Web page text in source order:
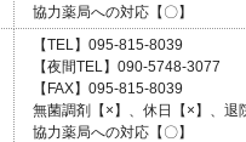
協力薬局への対応【〇】
【TEL】095-815-8039
【夜間TEL】090-5748-3077
【FAX】095-815-8039
無菌調剤【×】、休日【×】、退
協力薬局への対応【〇】